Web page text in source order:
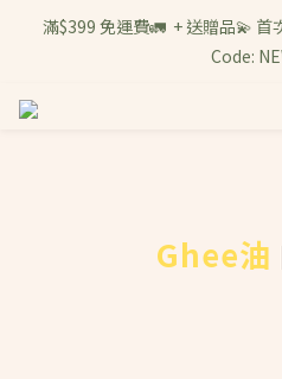
滿$399 免運費🚛  + 送贈品💫
Code:
Ghee油